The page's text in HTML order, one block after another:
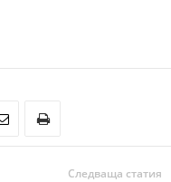
Следваща статия